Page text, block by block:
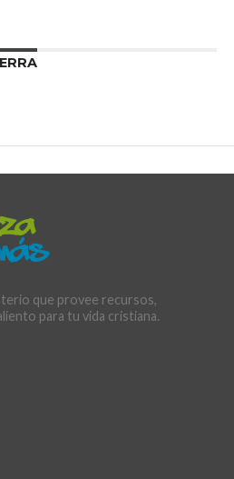
que provee recursos,
para tu vida cristiana.